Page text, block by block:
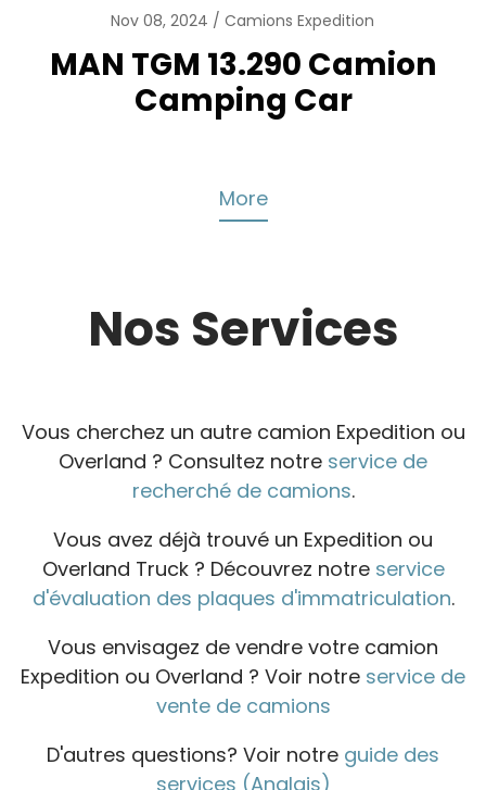
Nov 08, 2024 Camions Expedition
MAN TGM 13.290 Camion
Camping Car
More
Nos Services
Vous cherchez un autre camion Expedition ou
Overland ? Consultez notre service de
recherché de camions.
Vous avez déjà trouvé un Expedition ou
Overland Truck ? Découvrez notre service
d'évaluation des plaques d'immatriculation.
Vous envisagez de vendre votre camion
Expedition ou Overland ? Voir notre service de
vente de camions
D'autres questions? Voir notre guide des
services (Anglais)